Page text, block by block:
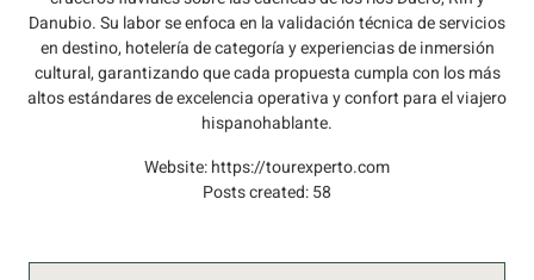
Danubio. Su labor se enfoca en la validación técnica de servicios
en destino, hotelería de categoría y experiencias de inmersión
cultural, garantizando que cada propuesta cumpla con los más
altos estándares de excelencia operativa y confort para el viajero
hispanohablante.
Website:https://tourexperto.com
Posts created: 58